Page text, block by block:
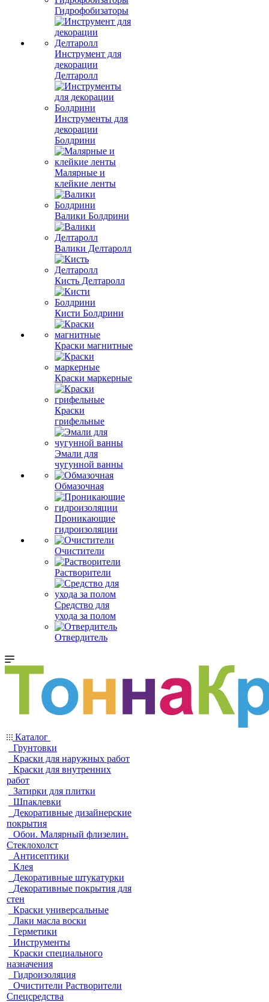
Гидрофобизаторы
Инструмент для
декорации
Делтаролл
Инструменты для
декорации
Болдрини
Малярные и
клейкие ленты
Валики Болдрини
Валики Делтаролл
Кисть Делтаролл
Кисти Болдрини
Краски магнитные
Краски маркерные
Краски
грифельные
Эмали для
чугунной ванны
Обмазочная
Проникающие
гидроизоляции
Очистители
Растворители
Средство для
ухода за полом
Отвердитель
Каталог
Грунтовки
Краски для наружных работ
Краски для внутренних
работ
Затирки для плитки
Шпаклевки
Декоративные дизайнерские
покрытия
Обои. Малярный флизелин.
Стеклохолст
Антисептики
Клея
Декоративные штукатурки
Декоративные покрытия для
стен
Краски универсальные
Лаки масла воски
Герметики
Инструменты
Краски специального
назначения
Гидроизоляция
Очистители Растворители
Спецсредства